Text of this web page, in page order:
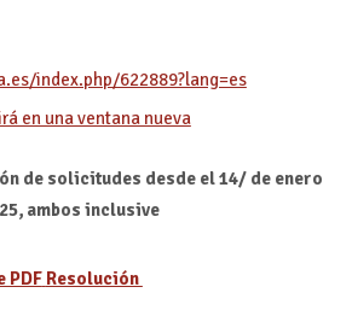
index.php/622889?lang=es
de solicitudes desde el 14/ de enero
ambos inclusive
Resolución